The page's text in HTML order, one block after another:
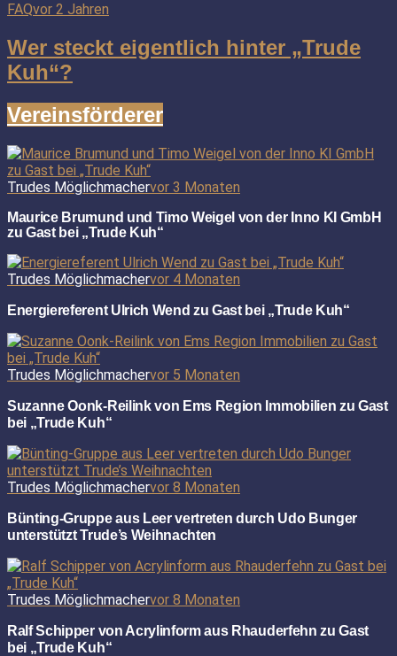
FAQvor 2 Jahren
Wer steckt eigentlich hinter „Trude
Kuh“?
Vereinsförderer
Trudes Möglichmachervor 3 Monaten
Maurice Brumund und Timo Weigel von der Inno KI GmbH
zu Gast bei „Trude Kuh“
Trudes Möglichmachervor 4 Monaten
Energiereferent Ulrich Wend zu Gast bei „Trude Kuh“
Trudes Möglichmachervor 5 Monaten
Suzanne Oonk-Reilink von Ems Region Immobilien zu Gast
bei „Trude Kuh“
Trudes Möglichmachervor 8 Monaten
Bünting-Gruppe aus Leer vertreten durch Udo Bunger
unterstützt Trude’s Weihnachten
Trudes Möglichmachervor 8 Monaten
Ralf Schipper von Acrylinform aus Rhauderfehn zu Gast
bei „Trude Kuh“